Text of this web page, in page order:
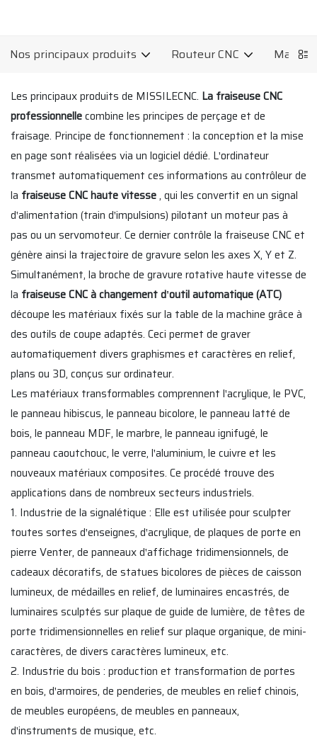
Nos principaux produits Routeur CNC
Les principaux produits de MISSILECNC. La fraiseuse CNC
professionnellecombine les principes de perçage et de
fraisage. Principe de fonctionnement : la conception et la mise
en page sont réalisées via un logiciel dédié. L'ordinateur
transmet automatiquement ces informations au contrôleur de
la fraiseuse CNC haute vitesse, qui les convertit en un signal
d'alimentation (train d'impulsions) pilotant un moteur pas à
pas ou un servomoteur. Ce dernier contrôle la fraiseuse CNC et
génère ainsi la trajectoire de gravure selon les axes X, Y et Z.
Simultanément, la broche de gravure rotative haute vitesse de
la fraiseuse CNC à changement d'outil automatique (ATC)
découpe les matériaux fixés sur la table de la machine grâce à
des outils de coupe adaptés. Ceci permet de graver
automatiquement divers graphismes et caractères en relief,
plans ou 3D, conçus sur ordinateur.
Les matériaux transformables comprennent l'acrylique, le PVC,
le panneau hibiscus, le panneau bicolore, le panneau latté de
bois, le panneau MDF, le marbre, le panneau ignifugé, le
panneau caoutchouc, le verre, l'aluminium, le cuivre et les
nouveaux matériaux composites. Ce procédé trouve des
applications dans de nombreux secteurs industriels.
1. Industrie de la signalétique : Elle est utilisée pour sculpter
toutes sortes d'enseignes, d'acrylique, de plaques de porte en
pierre Venter, de panneaux d'affichage tridimensionnels, de
cadeaux décoratifs, de statues bicolores de pièces de caisson
lumineux, de médailles en relief, de luminaires encastrés, de
luminaires sculptés sur plaque de guide de lumière, de têtes de
porte tridimensionnelles en relief sur plaque organique, de mini-
caractères, de divers caractères lumineux, etc.
2. Industrie du bois : production et transformation de portes
en bois, d'armoires, de penderies, de meubles en relief chinois,
de meubles européens, de meubles en panneaux,
d'instruments de musique, etc.